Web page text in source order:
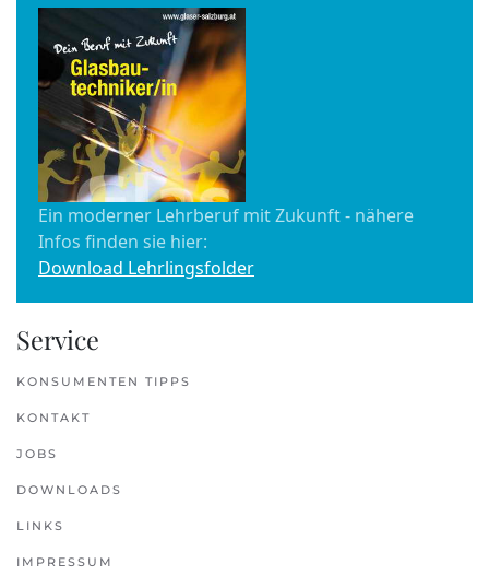
Ein moderner Lehrberuf mit Zukunft - nähere
Infos finden sie hier:
Download Lehrlingsfolder
Service
KONSUMENTEN TIPPS
KONTAKT
JOBS
DOWNLOADS
LINKS
IMPRESSUM